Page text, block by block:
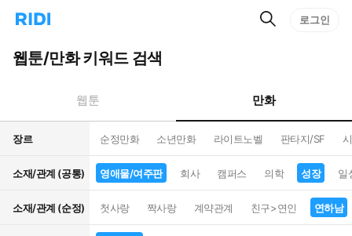
리
홈
으
턴
트
검
로그인
웹툰/만화 키워드 검색
웹툰 만화
장르 순정만화 소년만화 라이트노벨 판타지/SF
소재/관계 (공통) 영애물/여주판 회사 캠퍼스 의학 성장 일
소재/관계 (순정) 첫사랑 짝사랑 계약관계 친구>연인 연하남